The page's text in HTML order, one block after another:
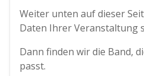
Weiter unten auf dieser
Daten Ihrer Veranstaltung
Dann finden wir die Band,
passt.